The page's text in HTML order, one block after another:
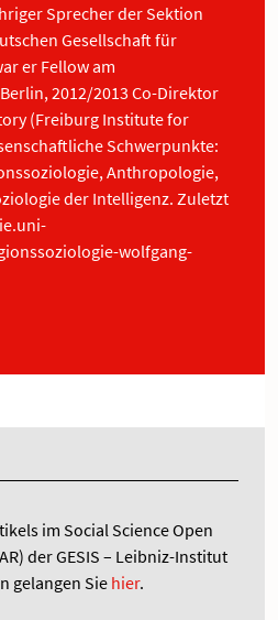
Sprecher der Sektion
Gesellschaft für
er Fellow am
2012/2013 Co-Direktor
(Freiburg Institute for
Schwerpunkte:
Anthropologie,
der Intelligenz. Zuletzt
wolfgang-
im Social Science Open
der GESIS – Leibniz-Institut
gelangen Sie hier.